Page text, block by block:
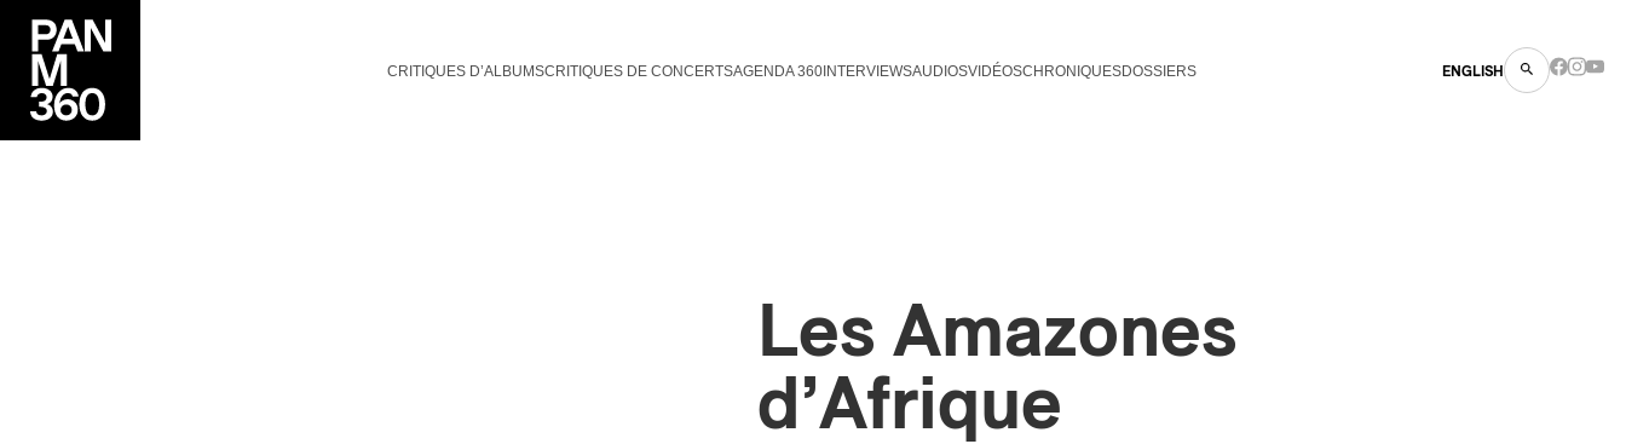
CRITIQUES D’ALBUMSCRITIQUES DE CONCERTSAGENDA 360INTERVIEWSAUDIOSVIDÉOSCHRONIQUESDOSSIERS ENGLISH
Les Amazones
d’Afrique